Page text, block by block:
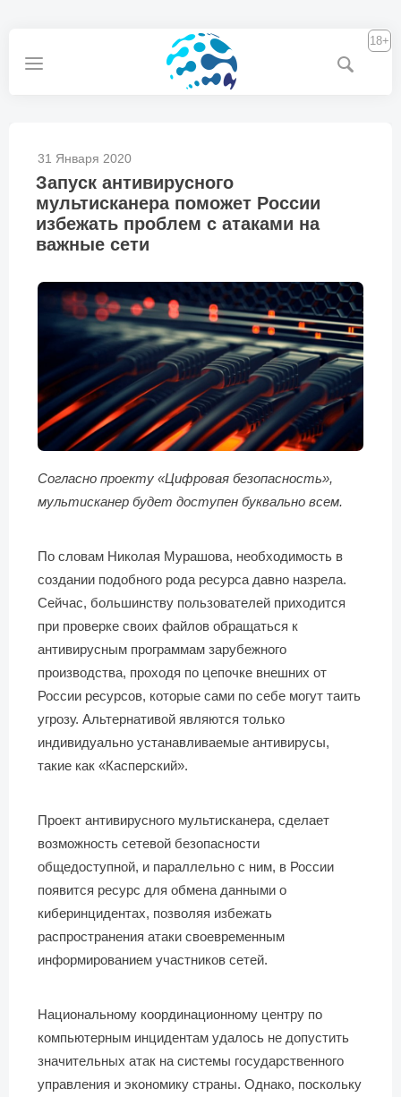
18+
31 Января 2020
Запуск антивирусного
мультисканера поможет России
избежать проблем с атаками на
важные сети
Согласно проекту «Цифровая безопасность»,
мультисканер будет доступен буквально всем.
По словам Николая Мурашова, необходимость в
создании подобного рода ресурса давно назрела.
Сейчас, большинству пользователей приходится
при проверке своих файлов обращаться к
антивирусным программам зарубежного
производства, проходя по цепочке внешних от
России ресурсов, которые сами по себе могут таить
угрозу. Альтернативой являются только
индивидуально устанавливаемые антивирусы,
такие как «Касперский».
Проект антивирусного мультисканера, сделает
возможность сетевой безопасности
общедоступной, и параллельно с ним, в России
появится ресурс для обмена данными о
киберинцидентах, позволяя избежать
распространения атаки своевременным
информированием участников сетей.
Национальному координационному центру по
компьютерным инцидентам удалось не допустить
значительных атак на системы государственного
управления и экономику страны. Однако, поскольку